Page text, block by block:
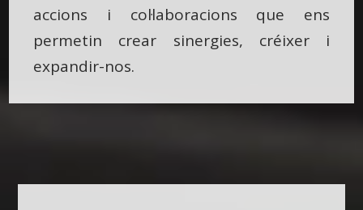
accions i col·laboracions que ens
permetin crear sinergies, créixer i
expandir-nos.